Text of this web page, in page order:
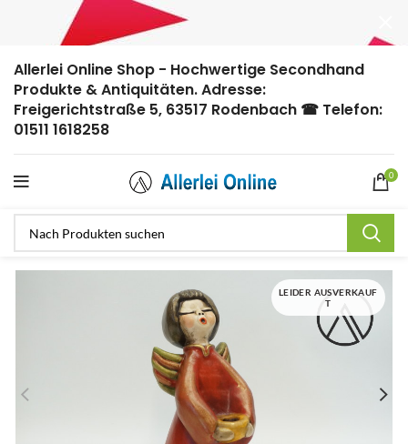
Allerlei Online Shop - Hochwertige Secondhand
Produkte & Antiquitäten. Adresse:
Freigerichtstraße 5, 63517 Rodenbach ☎ Telefon:
01511 1618258
0
LEIDER AUSVERKAUF
T